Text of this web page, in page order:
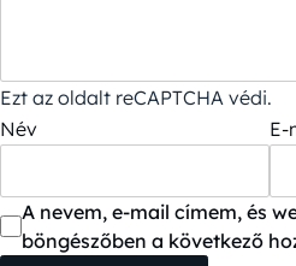
Ezt az oldalt reCAPTCHA védi.
Név
E-
A nevem, e-mail címem, és
böngészőben a következő